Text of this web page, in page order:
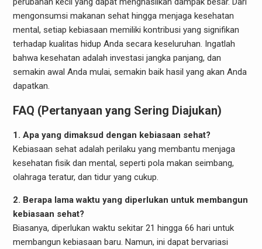
mengonsumsi makanan sehat hingga menjaga kesehatan
mental, setiap kebiasaan memiliki kontribusi yang signifikan
terhadap kualitas hidup Anda secara keseluruhan. Ingatlah
bahwa kesehatan adalah investasi jangka panjang, dan
semakin awal Anda mulai, semakin baik hasil yang akan Anda
dapatkan.
FAQ (Pertanyaan yang Sering Diajukan)
1. Apa yang dimaksud dengan kebiasaan sehat?
Kebiasaan sehat adalah perilaku yang membantu menjaga
kesehatan fisik dan mental, seperti pola makan seimbang,
olahraga teratur, dan tidur yang cukup.
2. Berapa lama waktu yang diperlukan untuk membangun
kebiasaan sehat?
Biasanya, diperlukan waktu sekitar 21 hingga 66 hari untuk
membangun kebiasaan baru. Namun, ini dapat bervariasi